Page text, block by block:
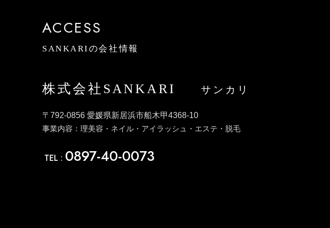
ACCESS
SANKARIの会社情報
株式会社SANKARI サンカリ
〒792-0856 愛媛県新居浜市船木甲4368-10
事業内容：理美容・ネイル・アイラッシュ・エステ・脱毛
TEL : 0897-40-0073